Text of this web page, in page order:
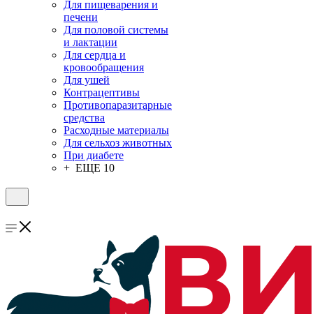
Для пищеварения и
печени
Для половой системы
и лактации
Для сердца и
кровообращения
Для ушей
Контрацептивы
Противопаразитарные
средства
Расходные материалы
Для сельхоз животных
При диабете
+ ЕЩЕ 10